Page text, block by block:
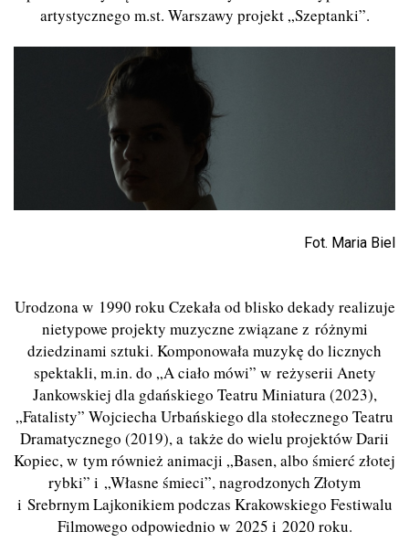
artystycznego m.st. Warszawy projekt „Szeptanki”.
Fot. Maria Biel
Urodzona w 1990 roku Czekała od blisko dekady realizuje
nietypowe projekty muzyczne związane z różnymi
dziedzinami sztuki. Komponowała muzykę do licznych
spektakli, m.in. do „A ciało mówi” w reżyserii Anety
Jankowskiej dla gdańskiego Teatru Miniatura (2023),
„Fatalisty” Wojciecha Urbańskiego dla stołecznego Teatru
Dramatycznego (2019), a także do wielu projektów Darii
Kopiec, w tym również animacji „Basen, albo śmierć złotej
rybki” i „Własne śmieci”, nagrodzonych Złotym
i Srebrnym Lajkonikiem podczas Krakowskiego Festiwalu
Filmowego odpowiednio w 2025 i 2020 roku.